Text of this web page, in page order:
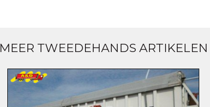
MEER TWEEDEHANDS ARTIKELEN